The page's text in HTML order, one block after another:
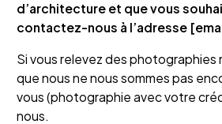
d’architecture et que vous
contactez-nous à l’adresse
Si vous relevez des photographies
que nous ne nous sommes pas
vous (photographie avec votre
nous.